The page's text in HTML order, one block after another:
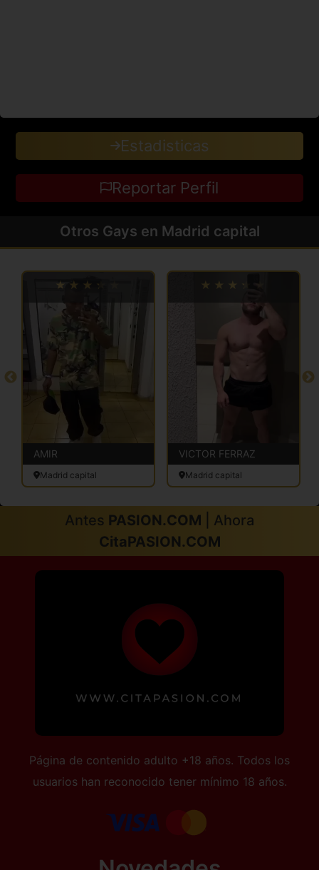
Estadisticas
Reportar Perfil
Otros Gays en Madrid capital
AMIR
Madrid capital
VICTOR FERRAZ
Madrid capital
Antes PASION.COM | Ahora
CitaPASION.COM
Página de contenido adulto +18 años. Todos los
usuarios han reconocido tener mínimo 18 años.